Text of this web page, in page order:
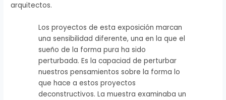
arquitectos.
Los proyectos de esta exposición marcan
una sensibilidad diferente, una en la que el
sueño de la forma pura ha sido
perturbada. Es la capaciad de perturbar
nuestros pensamientos sobre la forma lo
que hace a estos proyectos
deconstructivos. La muestra examinaba un